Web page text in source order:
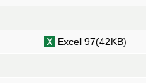
Excel 97(42KB)